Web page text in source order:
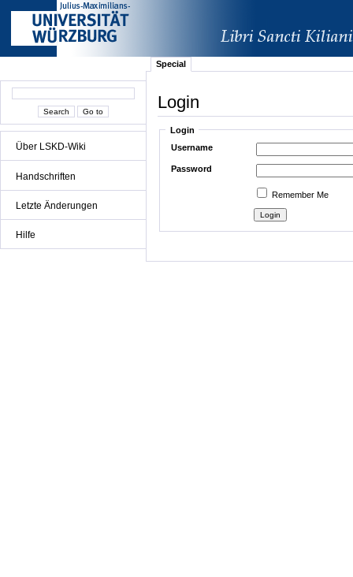
Über LSKD-Wiki
Handschriften
Letzte Änderungen
Hilfe
Special
Login
Login
Username
Password
Remember Me